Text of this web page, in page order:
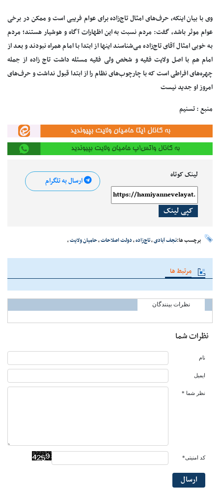
وی با بیان اینکه، حرف‌های امثال تاج‌زاده برای عوام فریبی است و ممکن در برخی
عوام موثر باشد، گفت: مردم نسبت به این اظهارات آگاه و هوشیار هستند؛ مردم
به خوبی امثال آقای تاج‌زاده می‌شناسند اینها از ابتدا با امام همراه نبودند و بعد از
امام هم با اصل ولایت فقیه و شخص ولی‌ فقیه مسئله داشت تاج زاده‌ از جمله
چهره‌های افراطی است که با چارچوب‌های نظام را از ابتدا قبول نداشت و حرف‌های
امروز او جدید نیست
منبع : تسنیم
لینک کوتاه
کپی لینک
ارسال به تلگرام
برچسب ها:نجف آبادی،تاج‌زاده‌،دولت اصلاحات،حامیان ولایت،
مرتبط ها
نظرات بینندگان
نظرات شما
نام
ایمیل
نظر شما *
کد امنیتی*
ارسال